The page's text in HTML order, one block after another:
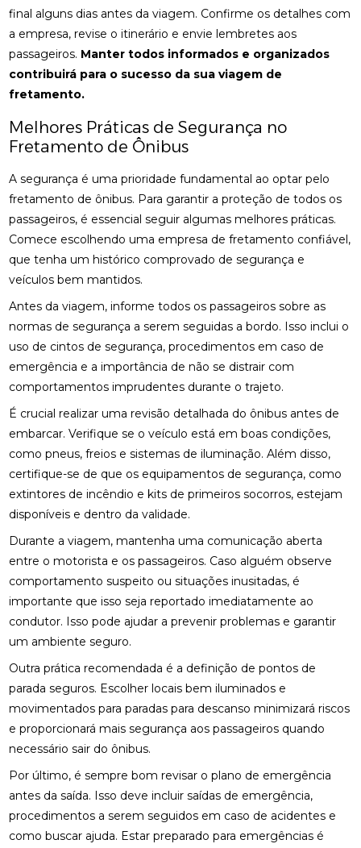
final alguns dias antes da viagem. Confirme os detalhes com
a empresa, revise o itinerário e envie lembretes aos
passageiros. Manter todos informados e organizados
contribuirá para o sucesso da sua viagem de
fretamento.
Melhores Práticas de Segurança no
Fretamento de Ônibus
A segurança é uma prioridade fundamental ao optar pelo
fretamento de ônibus. Para garantir a proteção de todos os
passageiros, é essencial seguir algumas melhores práticas.
Comece escolhendo uma empresa de fretamento confiável,
que tenha um histórico comprovado de segurança e
veículos bem mantidos.
Antes da viagem, informe todos os passageiros sobre as
normas de segurança a serem seguidas a bordo. Isso inclui o
uso de cintos de segurança, procedimentos em caso de
emergência e a importância de não se distrair com
comportamentos imprudentes durante o trajeto.
É crucial realizar uma revisão detalhada do ônibus antes de
embarcar. Verifique se o veículo está em boas condições,
como pneus, freios e sistemas de iluminação. Além disso,
certifique-se de que os equipamentos de segurança, como
extintores de incêndio e kits de primeiros socorros, estejam
disponíveis e dentro da validade.
Durante a viagem, mantenha uma comunicação aberta
entre o motorista e os passageiros. Caso alguém observe
comportamento suspeito ou situações inusitadas, é
importante que isso seja reportado imediatamente ao
condutor. Isso pode ajudar a prevenir problemas e garantir
um ambiente seguro.
Outra prática recomendada é a definição de pontos de
parada seguros. Escolher locais bem iluminados e
movimentados para paradas para descanso minimizará riscos
e proporcionará mais segurança aos passageiros quando
necessário sair do ônibus.
Por último, é sempre bom revisar o plano de emergência
antes da saída. Isso deve incluir saídas de emergência,
procedimentos a serem seguidos em caso de acidentes e
como buscar ajuda. Estar preparado para emergências é